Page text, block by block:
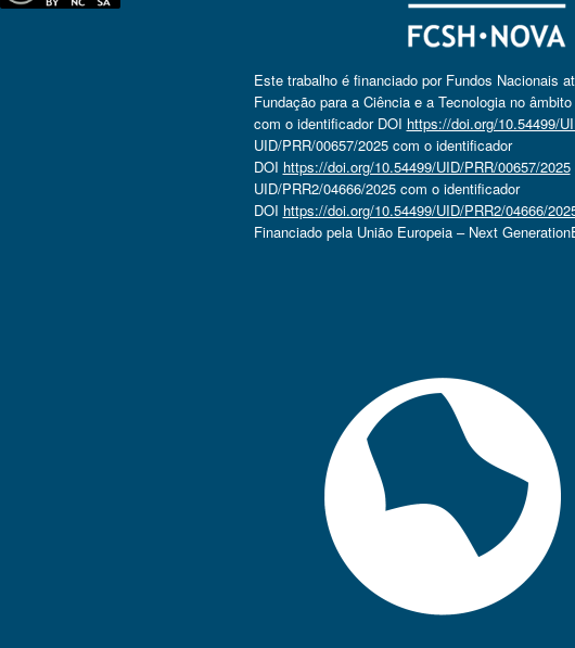
Este trabalho é financiado por Fundos Nacionais
Fundação para a Ciência e a Tecnologia no
com o identificador DOI https://doi.org/10.54499/
UID/PRR/00657/2025 com o identificador
DOI https://doi.org/10.54499/UID/PRR/00657/2025
UID/PRR2/04666/2025 com o identificador
DOI https://doi.org/10.54499/UID/PRR2/04666/
Financiado pela União Europeia – Next